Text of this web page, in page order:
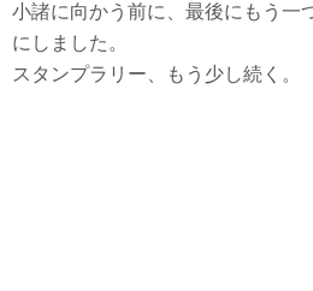
小諸に向かう前に、最後にもう一
にしました。
スタンプラリー、もう少し続く。